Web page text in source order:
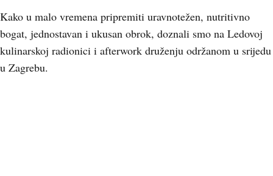
Kako u malo vremena pripremiti uravnotežen, nutritivno
bogat, jednostavan i ukusan obrok, doznali smo na Ledovoj
kulinarskoj radionici i afterwork druženju održanom u srijedu
u Zagrebu.